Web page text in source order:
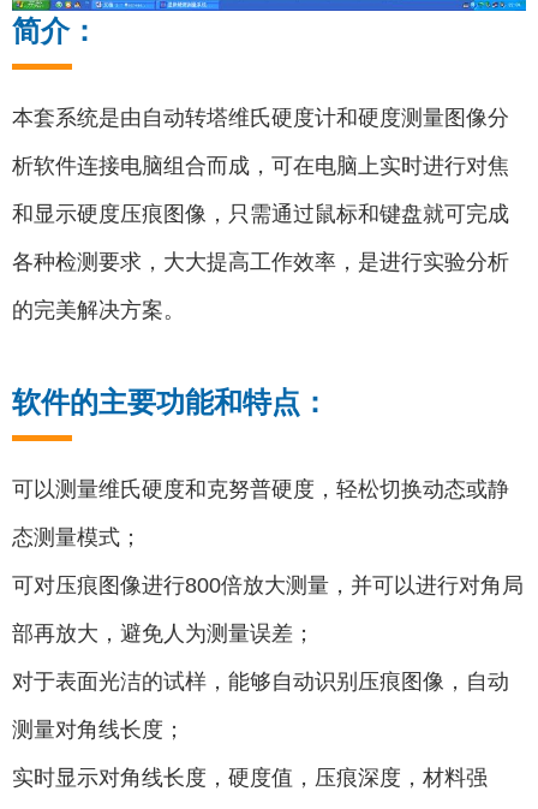
简介：
本套系统是由自动转塔维氏硬度计和硬度测量图像分
析软件连接电脑组合而成，可在电脑上实时进行对焦
和显示硬度压痕图像，只需通过鼠标和键盘就可完成
各种检测要求，大大提高工作效率，是进行实验分析
的完美解决方案。
软件的主要功能和特点：
可以测量维氏硬度和克努普硬度，轻松切换动态或静
态测量模式；
可对压痕图像进行800倍放大测量，并可以进行对角局
部再放大，避免人为测量误差；
对于表面光洁的试样，能够自动识别压痕图像，自动
测量对角线长度；
实时显示对角线长度，硬度值，压痕深度，材料强